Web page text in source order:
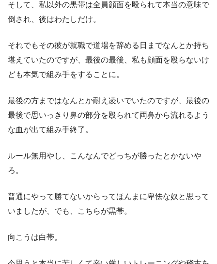
そして、私以外の黒帯は全員顔面を殴られて本当の意味で
倒され、後はわたしだけ。
それでもその彼が就職で道場を辞める日までなんとか持ち
堪えていたのですが、最後の最後、私も顔面を殴らないけ
ども本気で組み手をすることに。
最後の方まではなんとか耐え凌いでいたのですが、最後の
最後で思いっきり鼻の部分を殴られて両鼻から流れるよう
な血が出て組み手終了。
ルール無用やし、こんなんでどっちが勝ったとかないや
ろ。
普通にやって勝てないからってほんまに卑怯な奴と思って
いましたが、でも、こちらが黒帯。
向こうは白帯。